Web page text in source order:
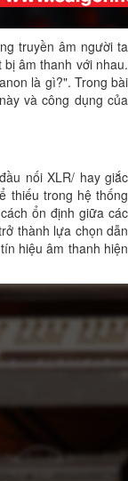
truyền âm người ta
âm thanh với nhau.
là gì?". Trong bài
và công dụng của
nối XLR/ hay giắc
thiếu trong hệ thống
ổn định giữa các
thành lựa chọn dẫn
hiệu âm thanh hiện